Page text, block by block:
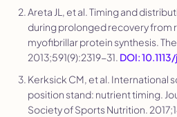
Areta JL, et al. Timing and
during prolonged recovery from
myofibrillar protein synthesis.
2013;591(9):2319-31. DOI:
Kerksick CM, et al. International
position stand: nutrient timing.
Society of Sports Nutrition.